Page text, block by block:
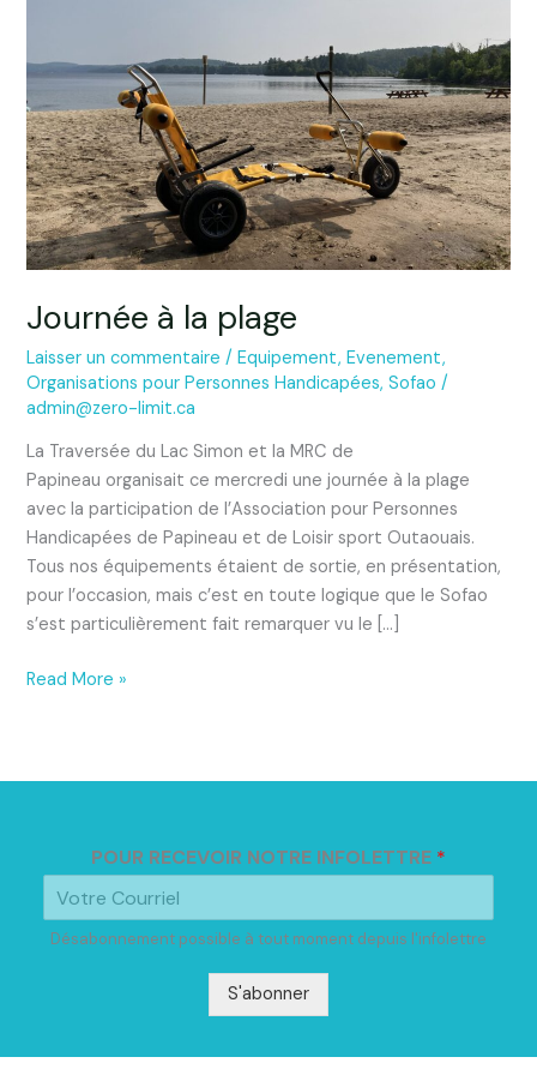
Journée à la plage
Laisser un commentaire /Equipement,Evenement,
Organisations pour Personnes Handicapées,Sofao /
admin@zero-limit.ca
La Traversée du Lac Simon et la MRC de
Papineau organisait ce mercredi une journée à la plage
avec la participation de l’Association pour Personnes
Handicapées de Papineau et de Loisir sport Outaouais.
Tous nos équipements étaient de sortie, en présentation,
pour l’occasion, mais c’est en toute logique que le Sofao
s’est particulièrement fait remarquer vu le […]
Read More »
POUR RECEVOIR NOTRE INFOLETTRE *
Désabonnement possible à tout moment depuis l'infolettre
S'abonner